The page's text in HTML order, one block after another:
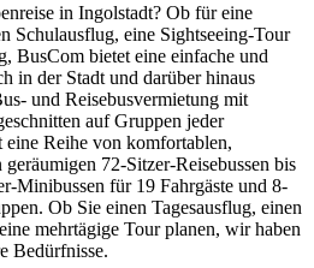
in Ingolstadt? Ob für eine
Schulausflug, eine Sightseeing-Tour
BusCom bietet eine einfache und
in der Stadt und darüber hinaus
und Reisebusvermietung mit
auf Gruppen jeder
eine Reihe von komfortablen,
72-Sitzer-Reisebussen bis
Minibussen für 19 Fahrgäste und 8-
Ob Sie einen Tagesausflug, einen
mehrtägige Tour planen, wir haben
Bedürfnisse.